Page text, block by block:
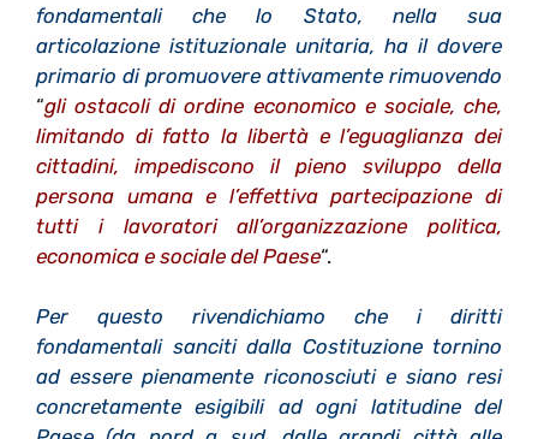
fondamentali che lo Stato, nella sua
articolazione istituzionale unitaria, ha il dovere
primario di promuovere attivamente rimuovendo
“gli ostacoli di ordine economico e sociale, che,
limitando di fatto la libertà e l’eguaglianza dei
cittadini, impediscono il pieno sviluppo della
persona umana e l’effettiva partecipazione di
tutti i lavoratori all’organizzazione politica,
economica e sociale del Paese“.
Per questo rivendichiamo che i diritti
fondamentali sanciti dalla Costituzione tornino
ad essere pienamente riconosciuti e siano resi
concretamente esigibili ad ogni latitudine del